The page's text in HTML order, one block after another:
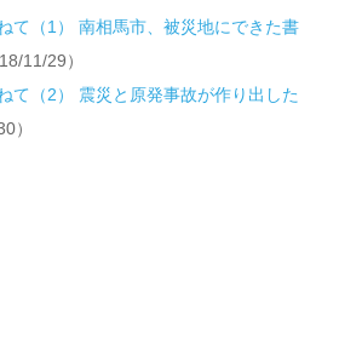
て（1） 南相馬市、被災地にできた書
11/29）
て（2） 震災と原発事故が作り出した
）